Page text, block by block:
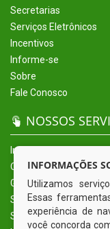
Secretarias
Serviços Eletrônicos
Incentivos
Informe-se
Sobre
Fale Conosco
NOSSOS
Início
O Município
Governo
Secretarias
Serviços Eletrônicos
INFORMAÇÕES
Utilizamos
Essas
experiência de
você concorda